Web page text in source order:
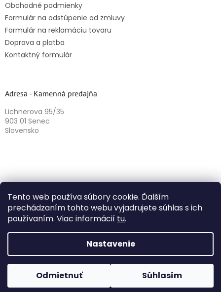
Tento web používa súbory cookie. Ďalším
prechádzaním tohto webu vyjadrujete súhlas s ich
používaním. Viac informácií tu.
Nastavenie
Odmietnuť Súhlasím
Obchodné podmienky
Formulár na odstúpenie od zmluvy
Formulár na reklamáciu tovaru
Doprava a platba
Kontaktný formulár
Adresa - Kamenná predajňa
Lichnerova 95/35
903 01 Senec
Slovensko
Copyright 2026Herbazika. Všetky práva vyhradené.
Upraviť nastavenie cookies